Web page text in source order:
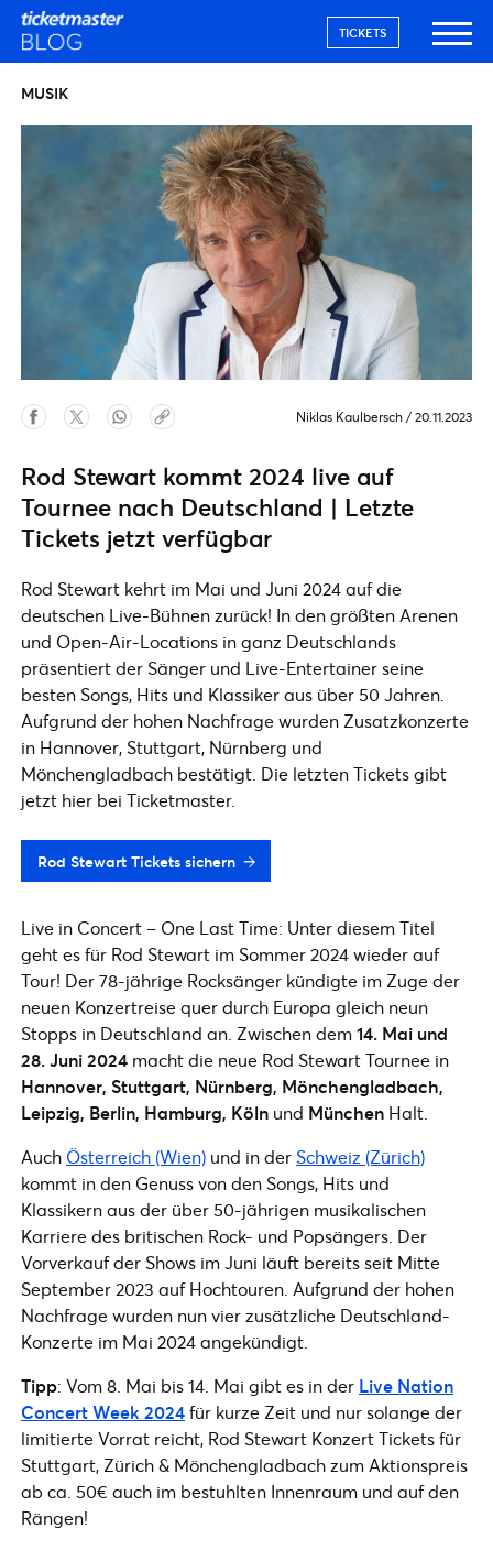
TICKETS
MUSIK
Niklas Kaulbersch / 20.11.2023
Rod Stewart kommt 2024 live auf
Tournee nach Deutschland | Letzte
Tickets jetzt verfügbar
Rod Stewart kehrt im Mai und Juni 2024 auf die
deutschen Live-Bühnen zurück! In den größten Arenen
und Open-Air-Locations in ganz Deutschlands
präsentiert der Sänger und Live-Entertainer seine
besten Songs, Hits und Klassiker aus über 50 Jahren.
Aufgrund der hohen Nachfrage wurden Zusatzkonzerte
in Hannover, Stuttgart, Nürnberg und
Mönchengladbach bestätigt. Die letzten Tickets gibt
jetzt hier bei Ticketmaster.
Rod Stewart Tickets sichern
Live in Concert – One Last Time: Unter diesem Titel
geht es für Rod Stewart im Sommer 2024 wieder auf
Tour! Der 78-jährige Rocksänger kündigte im Zuge der
neuen Konzertreise quer durch Europa gleich neun
Stopps in Deutschland an. Zwischen dem14. Mai und
28. Juni 2024 macht die neue Rod Stewart Tournee in
Hannover, Stuttgart, Nürnberg, Mönchengladbach,
Leipzig, Berlin, Hamburg, Köln und München Halt.
Auch Österreich (Wien) und in derSchweiz (Zürich)
kommt in den Genuss von den Songs, Hits und
Klassikern aus der über 50-jährigen musikalischen
Karriere des britischen Rock- und Popsängers. Der
Vorverkauf der Shows im Juni läuft bereits seit Mitte
September 2023 auf Hochtouren. Aufgrund der hohen
Nachfrage wurden nun vier zusätzliche Deutschland-
Konzerte im Mai 2024 angekündigt.
Tipp: Vom 8. Mai bis 14. Mai gibt es in der Live Nation
Concert Week 2024für kurze Zeit und nur solange der
limitierte Vorrat reicht, Rod Stewart Konzert Tickets für
Stuttgart, Zürich & Mönchengladbach zum Aktionspreis
ab ca. 50€ auch im bestuhlten Innenraum und auf den
Rängen!